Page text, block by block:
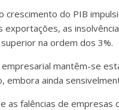
crescimento do PIB
as
na ordem dos 3%.
mantêm-se
embora ainda
as falências de empresas